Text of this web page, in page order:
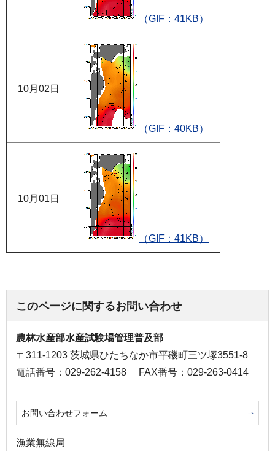
（GIF：41KB）
10月02日
（GIF：40KB）
10月01日
（GIF：41KB）
このページに関するお問い合わせ
農林水産部水産試験場管理普及部
〒311-1203 茨城県ひたちなか市平磯町三ツ塚3551-8
電話番号：029-262-4158
FAX番号：029-263-0414
お問い合わせフォーム
漁業無線局